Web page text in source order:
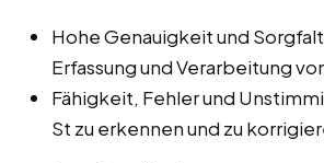
Hohe Genauigkeit und
Erfassung und Verarbeitung
Fähigkeit, Fehler und
St zu erkennen und zu